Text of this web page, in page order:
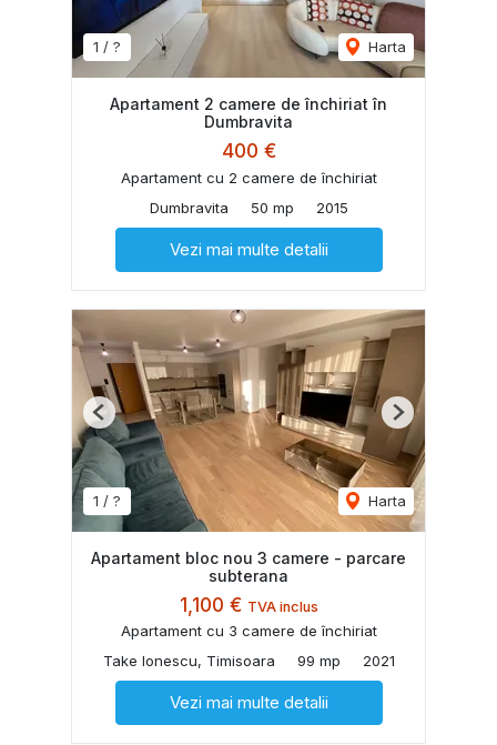
1 / ? Harta
Apartament 2 camere de închiriat în
Dumbravita
400 €
Apartament cu 2 camere de închiriat
Dumbravita
50 mp 2015
Vezi mai multe detalii
1 / ? Harta
Previous Next
Apartament bloc nou 3 camere - parcare
subterana
1,100 € TVA inclus
Apartament cu 3 camere de închiriat
Take Ionescu, Timisoara
99 mp 2021
Vezi mai multe detalii